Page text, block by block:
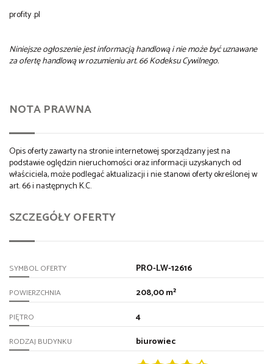
profity .pl
Niniejsze ogłoszenie jest informacją handlową i nie może być uznawane
za ofertę handlową w rozumieniu art. 66 Kodeksu Cywilnego.
NOTA PRAWNA
Opis oferty zawarty na stronie internetowej sporządzany jest na
podstawie oględzin nieruchomości oraz informacji uzyskanych od
właściciela, może podlegać aktualizacji i nie stanowi oferty określonej w
art. 66 i następnych K.C.
SZCZEGÓŁY OFERTY
SYMBOL OFERTY PRO-LW-12616
POWIERZCHNIA 208,00 m²
PIĘTRO 4
RODZAJ BUDYNKU biurowiec